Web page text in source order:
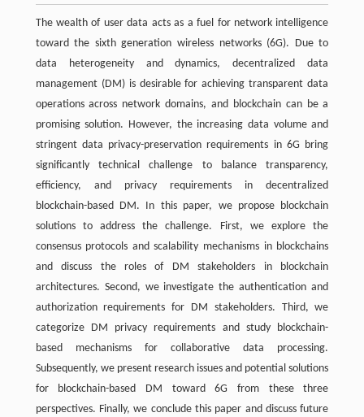
The wealth of user data acts as a fuel for network intelligence
toward the sixth generation wireless networks (6G). Due to
data heterogeneity and dynamics, decentralized data
management (DM) is desirable for achieving transparent data
operations across network domains, and blockchain can be a
promising solution. However, the increasing data volume and
stringent data privacy-preservation requirements in 6G bring
significantly technical challenge to balance transparency,
efficiency, and privacy requirements in decentralized
blockchain-based DM. In this paper, we propose blockchain
solutions to address the challenge. First, we explore the
consensus protocols and scalability mechanisms in blockchains
and discuss the roles of DM stakeholders in blockchain
architectures. Second, we investigate the authentication and
authorization requirements for DM stakeholders. Third, we
categorize DM privacy requirements and study blockchain-
based mechanisms for collaborative data processing.
Subsequently, we present research issues and potential solutions
for blockchain-based DM toward 6G from these three
perspectives. Finally, we conclude this paper and discuss future